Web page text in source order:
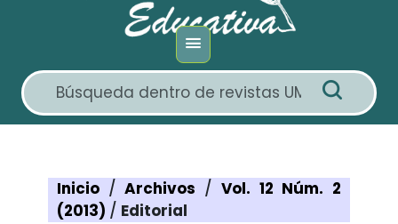
Inicio / Archivos / Vol. 12 Núm. 2
(2013) / Editorial